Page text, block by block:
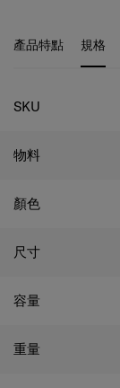
設有多個
產品特點 規格
規格
SKU
物料
顏色
尺寸
容量
重量